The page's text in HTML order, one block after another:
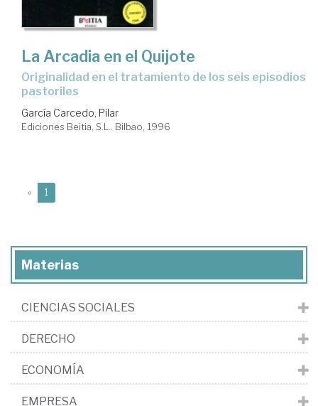
La Arcadia en el Quijote
originalidad en el tratamiento de los seis episodios
pastoriles
García Carcedo, Pilar
Ediciones Beitia, S.L.. Bilbao, 1996
« 1
Materias
CIENCIAS SOCIALES
DERECHO
ECONOMÍA
EMPRESA